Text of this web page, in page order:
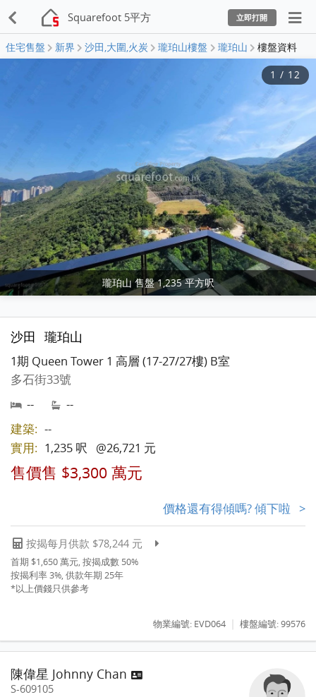
Squarefoot 5平方 立即打開
住宅售盤 新界 沙田,大圍,火炭 瓏珀山樓盤 瓏珀山 樓盤資料
瓏珀山 售盤 1,235 平方呎
1 / 12
沙田 瓏珀山
1期 Queen Tower 1 高層 (17-27/27樓) B室
多石街33號
--
--
建築: --
實用: 1,235 呎 @26,721 元
售價售 $3,300 萬元
價格還有得傾嗎? 傾下啦 >
按揭每月供款 $78,244 元
首期 $1,650 萬元, 按揭成數 50%
按揭利率 3%, 供款年期 25年
*以上價錢只供參考
物業編號: EVD064 樓盤編號: 99576
陳偉星 Johnny Chan
S-609105